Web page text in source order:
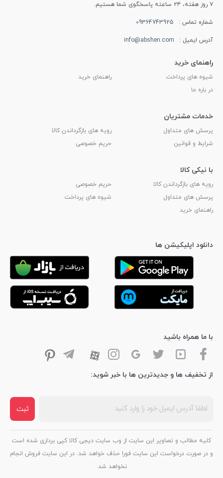
۷ روز هفته، ۲۴ ساعته پاسخگوی شما هستیم.
شماره تماس : 09364743925
آدرس ایمیل : info@abshen.com
راهنمای خرید
شیوه های پرداخت
راهنمای خرید
در باره ما
خدمات مشتریان
پرسش های متداول
رویه های بازگرداندن کالا
شرایط و قوانین
حریم خصوصی
با نیکی کالا
رویه های بازگرداندن کالا
حریم خصوصی
پرسش های متداول
شیوه های پرداخت
راهنمای خرید
دانلود اپلیکیشن ها
از تخفیف ها و جدیدترین ها با خبر شوید:
ثبت
با ما همراه باشید
کلیه مطالب و تصاویر این سایت از وب سایت دیجی کالا کپی برداری شده است
و در صورت درخواست این سایت فورا حذف خواهد شد. در این سایت فروش انجام
نخواهد شد.